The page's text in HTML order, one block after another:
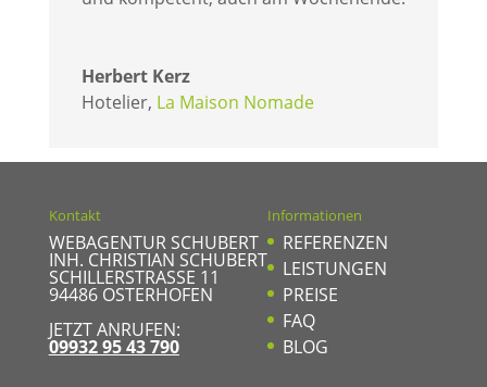
Herbert Kerz
Hotelier, La Maison Nomade
Kontakt
WEBAGENTUR SCHUBERT
INH. CHRISTIAN SCHUBERT
SCHILLERSTRASSE 11
94486OSTERHOFEN
JETZT ANRUFEN:
09932 95 43 790
Informationen
REFERENZEN
LEISTUNGEN
PREISE
FAQ
BLOG